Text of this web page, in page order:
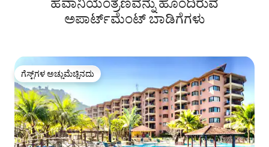
ಅಪಾರ್ಟ್‌ಮೆಂಟ್‌ ಬಾಡಿಗೆಗಳು
ಗೆಸ್ಟ್‌ಗಳ ಅಚ್ಚುಮೆಚ್ಚಿನದು
ಗೆಸ್ಟ್‌ಗಳ ಅಚ್ಚುಮೆಚ್ಚಿನದು